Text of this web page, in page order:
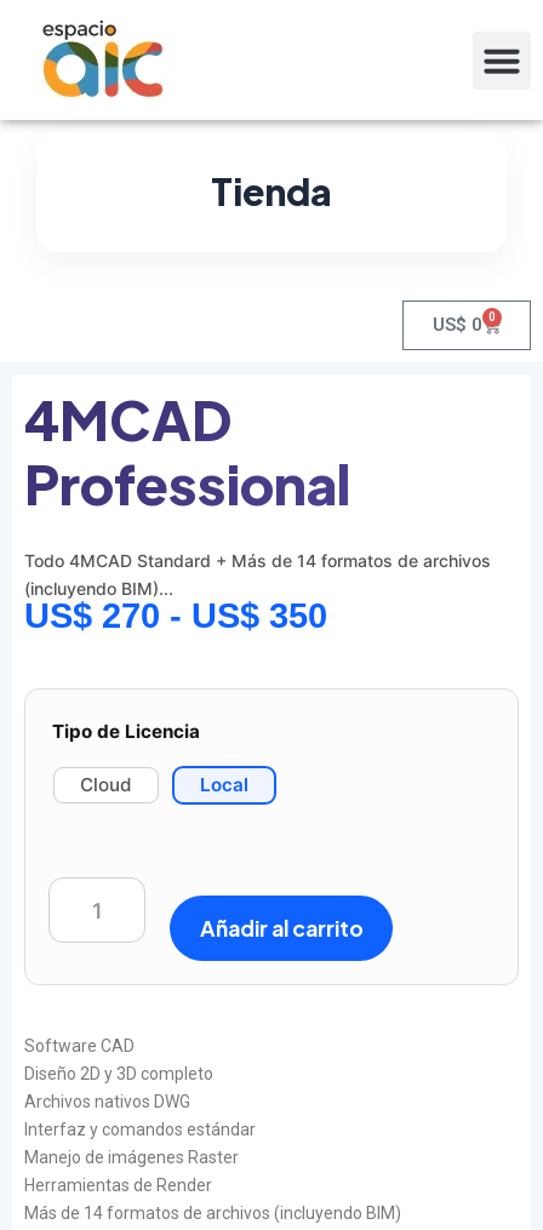
Tienda
US$ 0 0
4MCAD
Professional
Todo 4MCAD Standard + Más de 14 formatos de archivos
(incluyendo BIM)...
US$ 270 - US$ 350
Tipo de Licencia
Cloud Local
Añadir al carrito
Software CAD
Diseño 2D y 3D completo
Archivos nativos DWG
Interfaz y comandos estándar
Manejo de imágenes Raster
Herramientas de Render
Más de 14 formatos de archivos (incluyendo BIM)